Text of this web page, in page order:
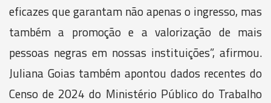
eficazes que garantam não apenas o ingresso, mas
também a promoção e a valorização de mais
pessoas negras em nossas instituições”, afirmou.
Juliana Goias também apontou dados recentes do
Censo de 2024 do Ministério Público do Trabalho